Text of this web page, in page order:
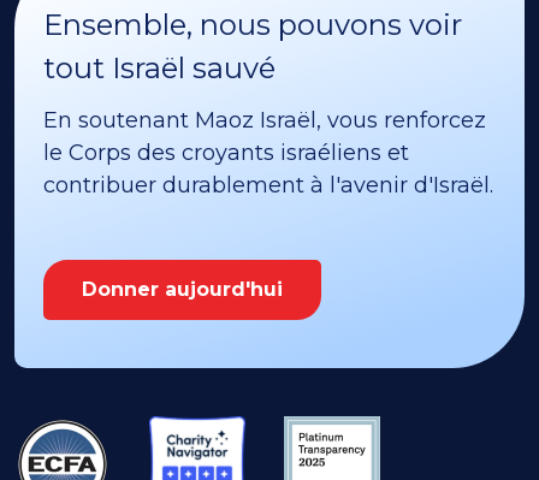
Ensemble, nous pouvons voir
tout Israël sauvé
En soutenant Maoz Israël, vous renforcez
le Corps des croyants israéliens et
contribuer durablement à l'avenir d'Israël.
Donner aujourd'hui